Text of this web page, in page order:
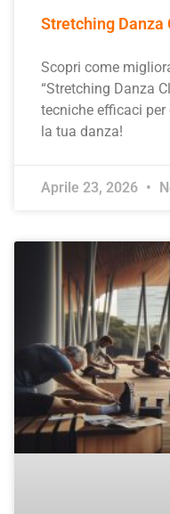
Stretching Danza
Scopri come
“Stretching Danza
tecniche efficaci
la tua danza!
Aprile 23, 2026